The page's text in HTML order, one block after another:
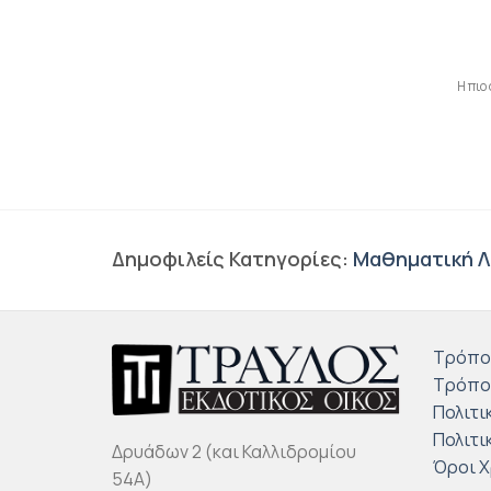
Η
Δημοφιλείς Κατηγορίες: Μαθηματική
Δρυάδων 2 (και Καλλιδρομίου
54Α)
Όροι